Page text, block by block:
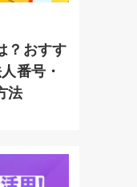
？おすす
番号・
法